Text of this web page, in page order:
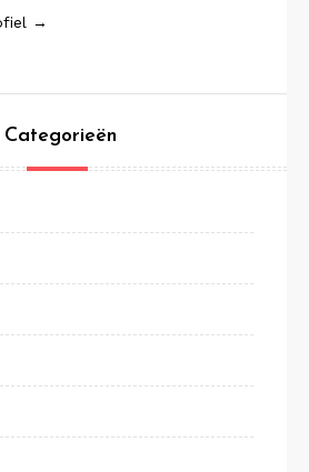
→
Categorieën